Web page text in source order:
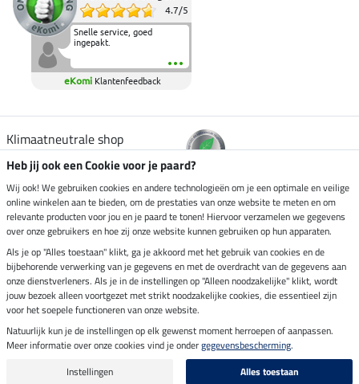
4.7/5
Snelle service, goed
ingepakt.
eKomi Klantenfeedback
Klimaatneutrale shop
Verzending per
Veilig betalen met
Impressum
Laatste update op 07.08.2026 om 14:39 uur
Alle prijzen in euro's, incl. BTW, excl. verzendkosten.
Heb jij ook een Cookie voor je paard?
Wij ook! We gebruiken cookies en andere technologieën om je een optimale en veilige
online winkelen aan te bieden, om de prestaties van onze website te meten en om
relevante producten voor jou en je paard te tonen! Hiervoor verzamelen we gegevens
over onze gebruikers en hoe zij onze website kunnen gebruiken op hun apparaten.
Als je op "Alles toestaan" klikt, ga je akkoord met het gebruik van cookies en de
bijbehorende verwerking van je gegevens en met de overdracht van de gegevens aan
onze dienstverleners. Als je in de instellingen op "Alleen noodzakelijke" klikt, wordt
jouw bezoek alleen voortgezet met strikt noodzakelijke cookies, die essentieel zijn
voor het soepele functioneren van onze website.
Natuurlijk kun je de instellingen op elk gewenst moment herroepen of aanpassen.
Meer informatie over onze cookies vind je ondergegevensbescherming.
Instellingen
Alles toestaan